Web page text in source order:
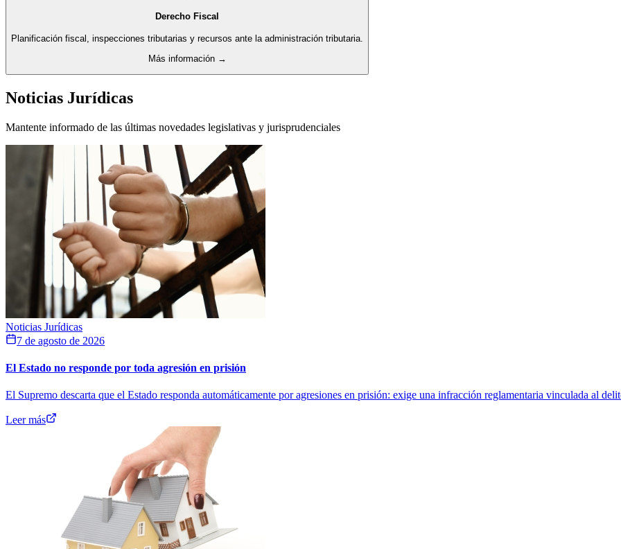
Derecho Fiscal
Planificación fiscal, inspecciones tributarias y recursos ante la administración tributaria.
Más información →
Noticias Jurídicas
Mantente informado de las últimas novedades legislativas y jurisprudenciales
Noticias Jurídicas
7 de agosto de 2026
El Estado no responde por toda agresión en prisión
El Supremo descarta que el Estado responda automáticamente por agresiones en prisión: exige una infracción reglamentaria vinculada al
Leer más